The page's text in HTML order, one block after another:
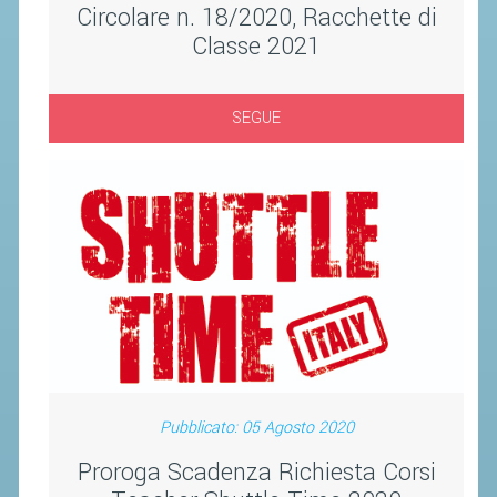
Circolare n. 18/2020, Racchette di
Classe 2021
SEGUE
Pubblicato: 05 Agosto 2020
Proroga Scadenza Richiesta Corsi
ACCEDI AL TESSERAMENTO ON
LINE
MODULI
GARE ED EVENTI
CALENDARIO
COMUNICATI
ALBO D'ORO CAMPIONATI ITALIANI
CAMPIONATI A SQUADRE
EVENTI INTERNAZIONALI
CLASSIFICHE NAZIONALI